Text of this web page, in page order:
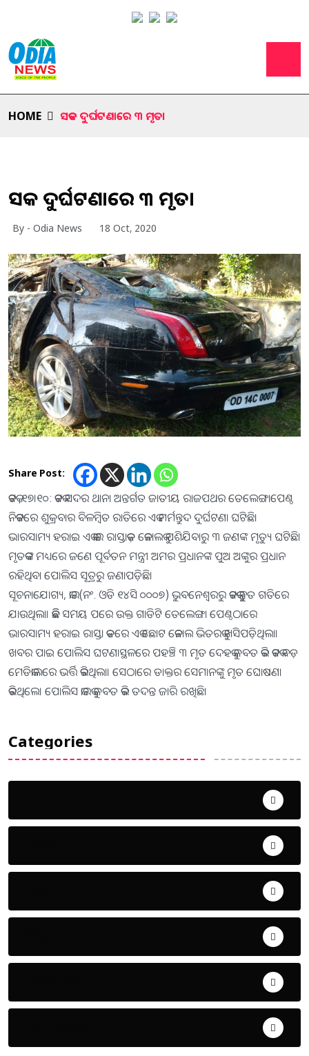
HOME ସଡକ ଦୁର୍ଘଟଣାରେ ୩ ମୃତ।
ସଡକ ଦୁର୍ଘଟଣାରେ ୩ ମୃତ।
By - Odia News 18 Oct, 2020
Share Post:
କଟକ ,୧୭।୧୦: କଟକ ସଦର ଥାନା ଅନ୍ତର୍ଗତ ଜାତୀୟ ରାଜପଥର ତେଲେଙ୍ଗାପେଣ୍ଠ
ନିକଟରେ ଶୁକ୍ରବାର ବିଳମ୍ବିତ ରାତିରେ ଏକ ମର୍ମନ୍ତୁଦ ଦୁର୍ଘଟଣା ଘଟିଛି।
ଭାରସାମ୍ୟ ହରାଇ ଏକ କାର ରାସ୍ତାକଡ଼ କେନାଲକୁ ପଶିଯିବାରୁ ୩ ଜଣଙ୍କ ମୃତ୍ୟୁ ଘଟିଛି।
ମୃତକଙ୍କ ମଧ୍ୟରେ ଜଣେ ପୂର୍ବତନ ମନ୍ତ୍ରୀ ଅମର ପ୍ରଧାନଙ୍କ ପୁଅ ଅଙ୍କୁର ପ୍ରଧାନ
ରହିଥିବା ପୋଲିସ ସୂତ୍ରରୁ ଜଣାପଡ଼ିଛି।
ସୂଚନାଯୋଗ୍ୟ, କାର(ନଂ. ଓଡି ୧୪ସି ୦୦୦୭) ଭୁବନେଶ୍ୱରରୁ କଟକକୁ ଦ୍ରୁତ ଗତିରେ
ଯାଉଥିଲା। କିଛି ସମୟ ପରେ ଉକ୍ତ ଗାଡିଟି ତେଲେଙ୍ଗା ପେଣ୍ଠଠାରେ
ଭାରସାମ୍ୟ ହରାଇ ରାସ୍ତା କଡରେ ଏକ ଛୋଟ କେନାଲ ଭିତରକୁ ଖସିପଡ଼ିଥିଲା।
ଖବର ପାଇ ପୋଲିସ ଘଟଣାସ୍ଥଳରେ ପହଞ୍ଚି ୩ ମୃତ ଦେହକୁ ଜବତ କରି କଟକ ବଡ଼
ମେଡିକାଲରେ ଭର୍ତ୍ତି କରିଥିଲା। ସେଠାରେ ଡାକ୍ତର ସେମାନଙ୍କୁ ମୃତ ଘୋଷଣା
କରିଥିଲେ। ପୋଲିସ କାରକୁ ଜବତ କରି ତଦନ୍ତ ଜାରି ରଖିଛି।
Categories